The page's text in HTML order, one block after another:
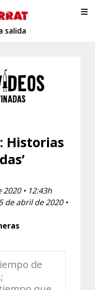
salida
Historias
• 12:43h
de abril de 2020 •
de